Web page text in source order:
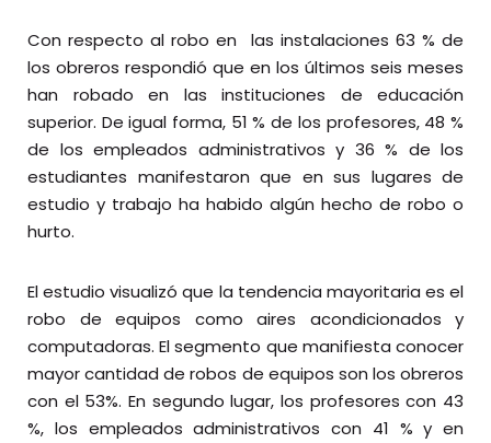
Con respecto al robo en las instalaciones 63 % de
los obreros respondió que en los últimos seis meses
han robado en las instituciones de educación
superior. De igual forma, 51 % de los profesores, 48 %
de los empleados administrativos y 36 % de los
estudiantes manifestaron que en sus lugares de
estudio y trabajo ha habido algún hecho de robo o
hurto.
El estudio visualizó que la tendencia mayoritaria es el
robo de equipos como aires acondicionados y
computadoras. El segmento que manifiesta conocer
mayor cantidad de robos de equipos son los obreros
con el 53%. En segundo lugar, los profesores con 43
%, los empleados administrativos con 41 % y en